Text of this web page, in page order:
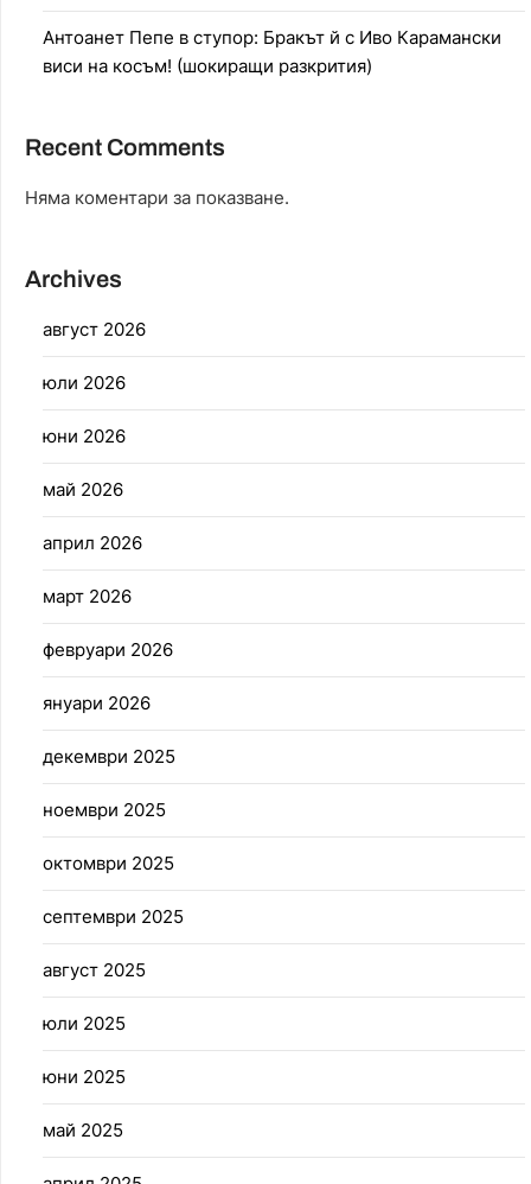
Антоанет Пепе в ступор: Бракът й с Иво Карамански
виси на косъм! (шокиращи разкрития)
Recent Comments
Няма коментари за показване.
Archives
август 2026
юли 2026
юни 2026
май 2026
април 2026
март 2026
февруари 2026
януари 2026
декември 2025
ноември 2025
октомври 2025
септември 2025
август 2025
юли 2025
юни 2025
май 2025